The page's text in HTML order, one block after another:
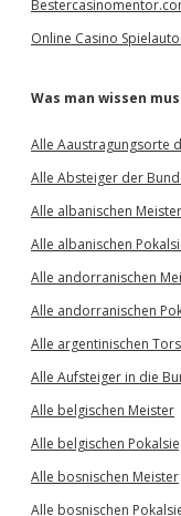
Online Casino
Was man wissen
Alle Aaustragungsorte
Alle Absteiger der
Alle albanischen Meister
Alle albanischen
Alle andorranischen
Alle andorranischen
Alle argentinischen
Alle Aufsteiger in die
Alle belgischen Meister
Alle belgischen
Alle bosnischen Meister
Alle bosnischen